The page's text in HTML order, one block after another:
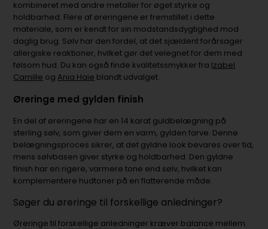
kombineret med andre metaller for øget styrke og
holdbarhed. Flere af øreringene er fremstillet i dette
materiale, som er kendt for sin modstandsdygtighed mod
daglig brug. Sølv har den fordel, at det sjældent forårsager
allergiske reaktioner, hvilket gør det velegnet for dem med
følsom hud. Du kan også finde kvalitetssmykker fra Izabel
Camille og Ania Haie blandt udvalget.
Øreringe med gylden finish
En del af øreringene har en 14 karat guldbelægning på
sterling sølv, som giver dem en varm, gylden farve. Denne
belægningsproces sikrer, at det gyldne look bevares over tid,
mens sølvbasen giver styrke og holdbarhed. Den gyldne
finish har en rigere, varmere tone end sølv, hvilket kan
komplementere hudtoner på en flatterende måde.
Søger du øreringe til forskellige anledninger?
Øreringe til forskellige anledninger kræver balance mellem